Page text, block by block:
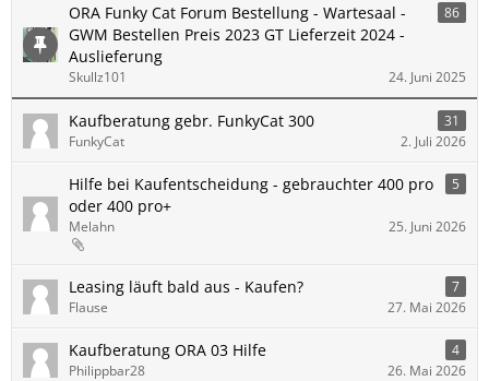
ORA Funky Cat Forum Bestellung - Wartesaal -
GWM Bestellen Preis 2023 GT Lieferzeit 2024 -
Auslieferung
86
Skullz101 24. Juni 2025
Kaufberatung gebr. FunkyCat 300
31
FunkyCat
2. Juli 2026
Hilfe bei Kaufentscheidung - gebrauchter 400 pro
oder 400 pro+
5
Melahn 25. Juni 2026
Leasing läuft bald aus - Kaufen?
7
Flause
27. Mai 2026
Kaufberatung ORA 03 Hilfe
4
Philippbar28
26. Mai 2026